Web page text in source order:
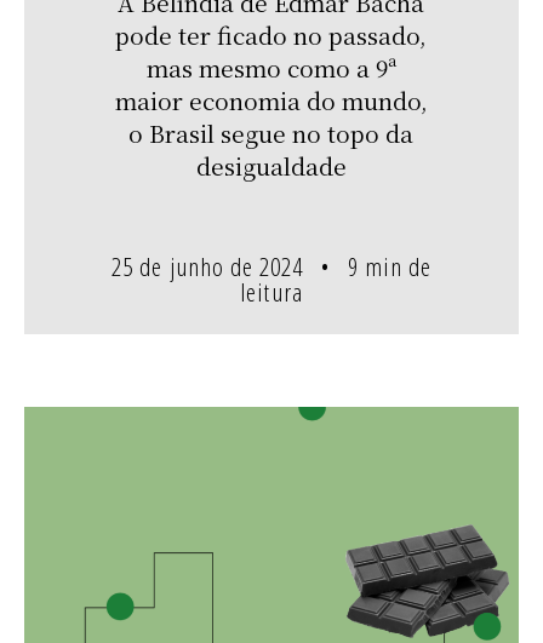
pode ter ficado no passado,
mas mesmo como a 9ª
maior economia do mundo,
o Brasil segue no topo da
desigualdade
25 de junho de 2024 9 min de
leitura